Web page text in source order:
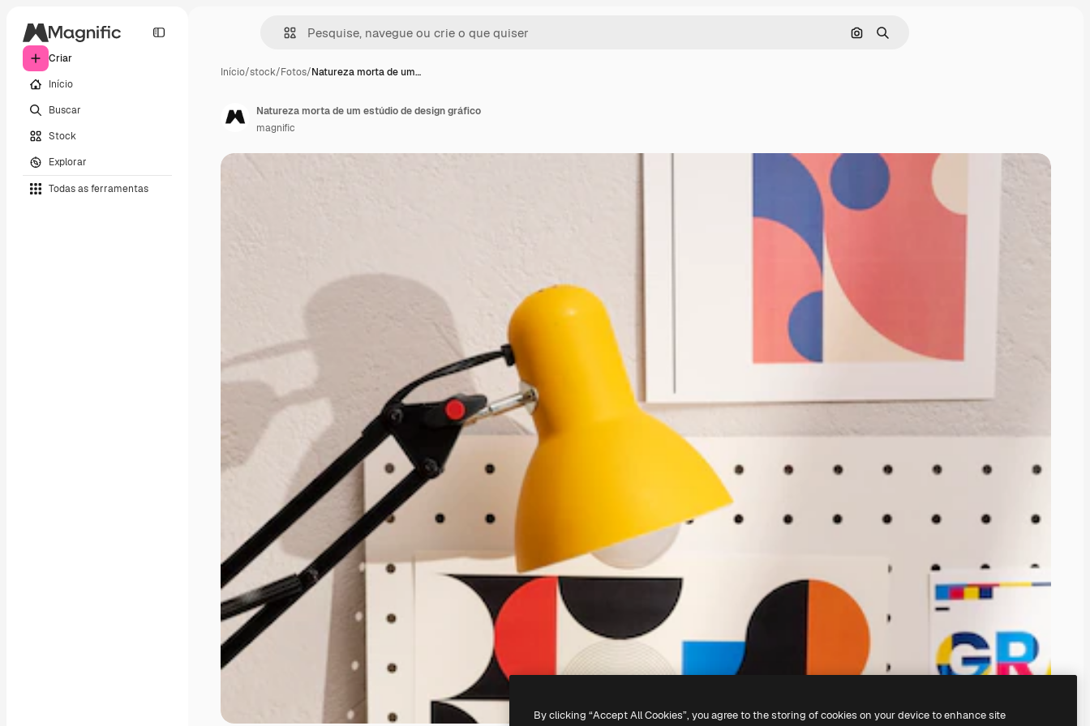
Criar
Início
Buscar
Stock
Explorar
Todas as ferramentas
Pesquisar por imagem
Buscar
Início/stock/Fotos/Natureza morta de um…
Natureza morta de um estúdio de design gráfico
magnific
By clicking “Accept All Cookies”, you agree to the storing of cookies on your device to enhance site